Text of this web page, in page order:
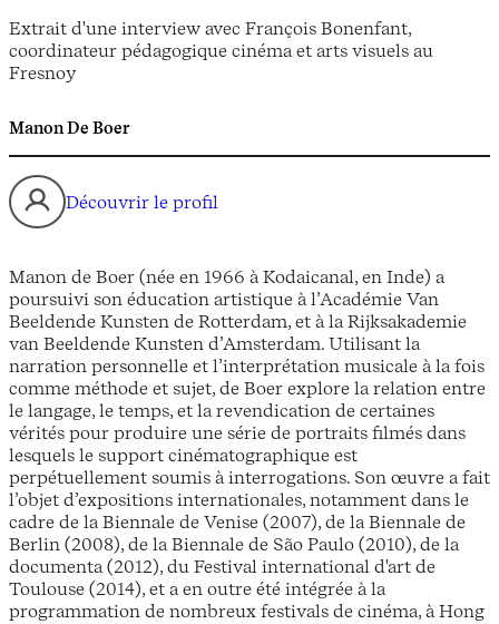
Extrait d'une interview avec François Bonenfant,
coordinateur pédagogique cinéma et arts visuels au
Fresnoy
Manon De Boer
Découvrir le profil
Manon de Boer (née en 1966 à Kodaicanal, en Inde) a
poursuivi son éducation artistique à l’Académie Van
Beeldende Kunsten de Rotterdam, et à la Rijksakademie
van Beeldende Kunsten d’Amsterdam. Utilisant la
narration personnelle et l’interprétation musicale à la fois
comme méthode et sujet, de Boer explore la relation entre
le langage, le temps, et la revendication de certaines
vérités pour produire une série de portraits filmés dans
lesquels le support cinématographique est
perpétuellement soumis à interrogations. Son œuvre a fait
l’objet d’expositions internationales, notamment dans le
cadre de la Biennale de Venise (2007), de la Biennale de
Berlin (2008), de la Biennale de São Paulo (2010), de la
documenta (2012), du Festival international d'art de
Toulouse (2014), et a en outre été intégrée à la
programmation de nombreux festivals de cinéma, à Hong